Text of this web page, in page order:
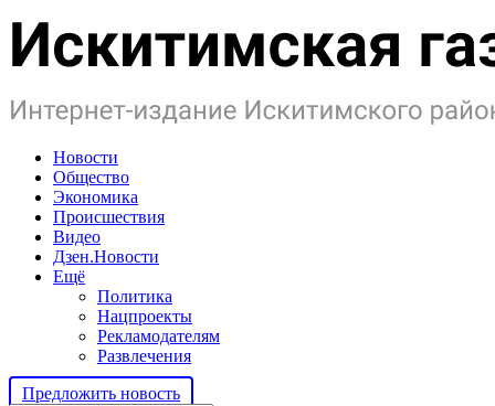
Новости
Общество
Экономика
Происшествия
Видео
Дзен.Новости
Ещё
Политика
Нацпроекты
Рекламодателям
Развлечения
Предложить новость